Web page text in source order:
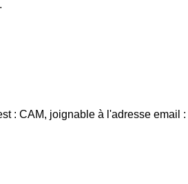
: CAM, joignable à l'adresse email :